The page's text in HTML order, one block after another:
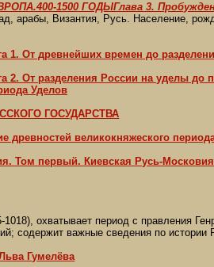
1500 ГОДЫГлава 3.
арабы, Византия, Русь. Население,
1. От древнейших времен до
2. От разделения России на уделы до
Уделов
ГОСУДАРСТВА
древностей великокняжеского
Том первый. Киевская Русь-Московия
охватывает период с правления
содержит важные сведения по истории
Гумелёва